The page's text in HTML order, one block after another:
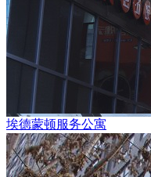
埃德蒙顿服务公寓